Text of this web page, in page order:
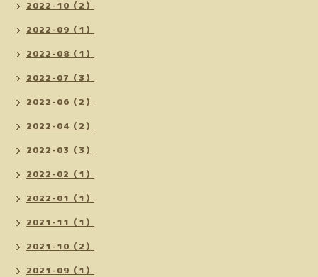
2022-10（2）
2022-09（1）
2022-08（1）
2022-07（3）
2022-06（2）
2022-04（2）
2022-03（3）
2022-02（1）
2022-01（1）
2021-11（1）
2021-10（2）
2021-09（1）